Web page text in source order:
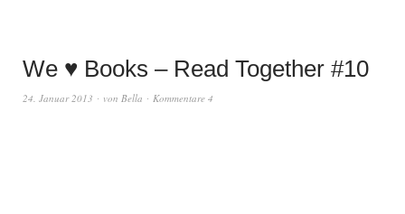
We ♥ Books – Read Together #10
24. Januar 2013 von Bella Kommentare 4